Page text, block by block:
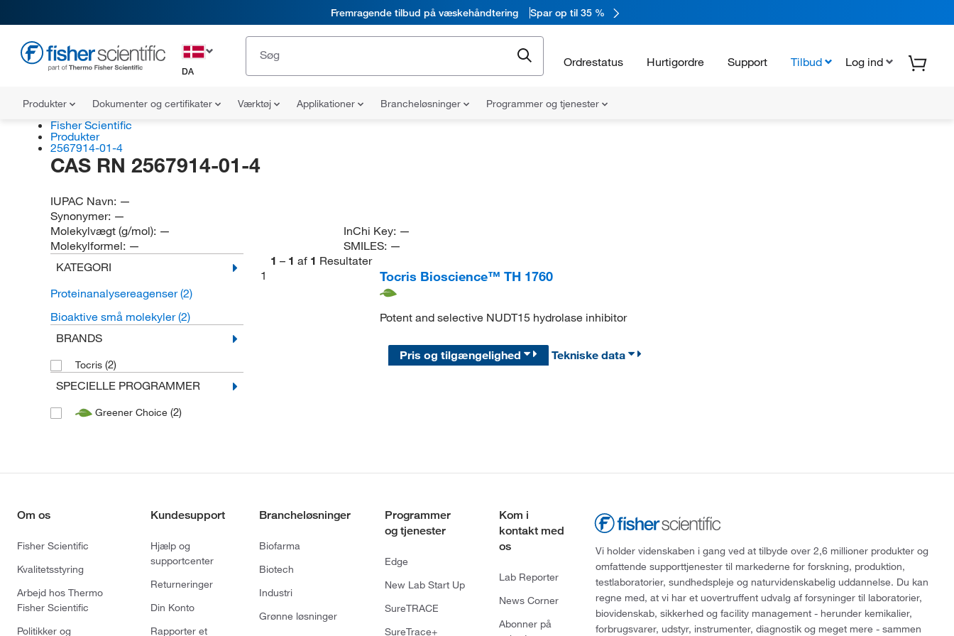
Fremragende tilbud på væskehåndtering Spar op til 35 %
DA
Ordrestatus Hurtigordre Support Tilbud Log ind
Produkter Dokumenter og certifikater Værktøj Applikationer Brancheløsninger Programmer og tjenester
Fisher Scientific
Produkter
2567914-01-4
CAS RN 2567914-01-4
IUPAC Navn: —
Synonymer: —
Molekylvægt (g/mol): —
Molekylformel: —
InChi Key: —
SMILES: —
KATEGORI
Proteinanalysereagenser(2)
Bioaktive små molekyler(2)
BRANDS
Tocris (2)
SPECIELLE PROGRAMMER
Greener Choice (2)
1 – 1 af 1 Resultater
1
Tocris Bioscience™ TH 1760
Potent and selective NUDT15 hydrolase inhibitor
Pris og tilgængelighed Tekniske data
Om os
Fisher Scientific
Kvalitetsstyring
Arbejd hos Thermo
Fisher Scientific
Politikker og
Kundesupport
Hjælp og
supportcenter
Returneringer
Din Konto
Rapporter et
Brancheløsninger
Biofarma
Biotech
Industri
Grønne løsninger
Programmer
og tjenester
Edge
New Lab Start Up
SureTRACE
SureTrace+
Kom i
kontakt med
os
Lab Reporter
News Corner
Abonner på
Vi holder videnskaben i gang ved at tilbyde over 2,6 millioner produkter og
omfattende supporttjenester til markederne for forskning, produktion,
testlaboratorier, sundhedspleje og naturvidenskabelig uddannelse. Du kan
regne med, at vi har et uovertruffent udvalg af forsyninger til laboratorier,
biovidenskab, sikkerhed og facility management - herunder kemikalier,
forbrugsvarer, udstyr, instrumenter, diagnostik og meget mere - sammen